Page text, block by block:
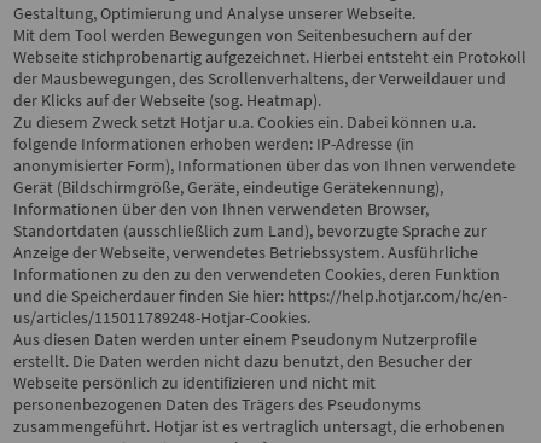
Gestaltung, Optimierung und Analyse unserer Webseite.
Mit dem Tool werden Bewegungen von Seitenbesuchern auf der
Webseite stichprobenartig aufgezeichnet. Hierbei entsteht ein Protokoll
der Mausbewegungen, des Scrollenverhaltens, der Verweildauer und
der Klicks auf der Webseite (sog. Heatmap).
Zu diesem Zweck setzt Hotjar u.a. Cookies ein. Dabei können u.a.
folgende Informationen erhoben werden: IP-Adresse (in
anonymisierter Form), Informationen über das von Ihnen verwendete
Gerät (Bildschirmgröße, Geräte, eindeutige Gerätekennung),
Informationen über den von Ihnen verwendeten Browser,
Standortdaten (ausschließlich zum Land), bevorzugte Sprache zur
Anzeige der Webseite, verwendetes Betriebssystem. Ausführliche
Informationen zu den zu den verwendeten Cookies, deren Funktion
und die Speicherdauer finden Sie hier: https://help.hotjar.com/hc/en-
us/articles/115011789248-Hotjar-Cookies.
Aus diesen Daten werden unter einem Pseudonym Nutzerprofile
erstellt. Die Daten werden nicht dazu benutzt, den Besucher der
Webseite persönlich zu identifizieren und nicht mit
personenbezogenen Daten des Trägers des Pseudonyms
zusammengeführt. Hotjar ist es vertraglich untersagt, die erhobenen